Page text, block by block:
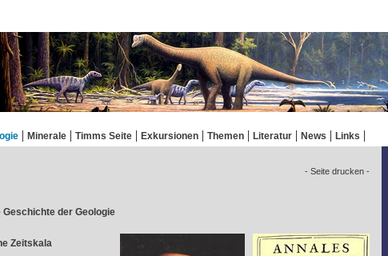
Minerale Timms Seite Exkursionen Themen Literatur News Links
- Seite drucken -
Geschichte der Geologie
Zeitskala